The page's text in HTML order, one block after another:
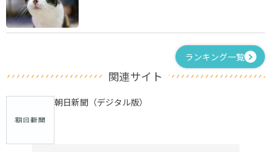
ランキング一覧
関連サイト
朝日新聞（デジタル版）